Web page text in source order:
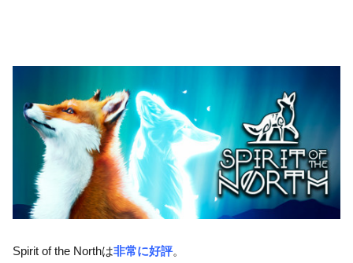
Spirit of the Northは非常に好評。